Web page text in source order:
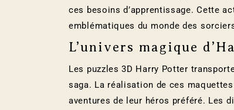
ces besoins d’apprentissage. Cette
emblématiques du monde des
L’univers magique
Les puzzles 3D Harry Potter
saga. La réalisation de ces
aventures de leur héros préféré. Les